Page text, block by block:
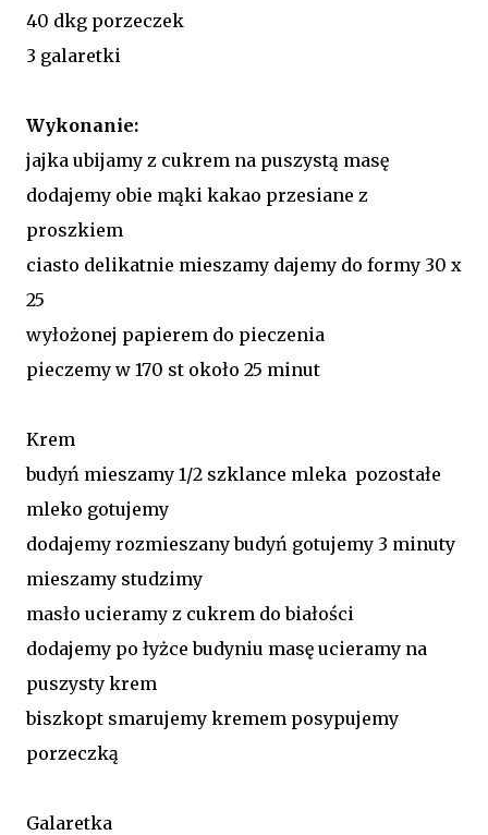
40 dkg porzeczek
3 galaretki
Wykonanie:
jajka ubijamy z cukrem na puszystą masę
dodajemy obie mąki kakao przesiane z
proszkiem
ciasto delikatnie mieszamy dajemy do formy 30 x
25
wyłożonej papierem do pieczenia
pieczemy w 170 st około 25 minut
Krem
budyń mieszamy 1/2 szklance mleka pozostałe
mleko gotujemy
dodajemy rozmieszany budyń gotujemy 3 minuty
mieszamy studzimy
masło ucieramy z cukrem do białości
dodajemy po łyżce budyniu masę ucieramy na
puszysty krem
biszkopt smarujemy kremem posypujemy
porzeczką
Galaretka